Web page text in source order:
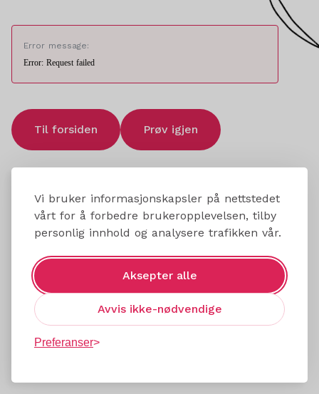
Vi bruker informasjonskapsler på nettstedet
vårt for å forbedre brukeropplevelsen, tilby
personlig innhold og analysere trafikken vår.
Aksepter alle
Avvis ikke-nødvendige
Preferanser
Error message:
Error: Request failed
Til forsiden Prøv igjen